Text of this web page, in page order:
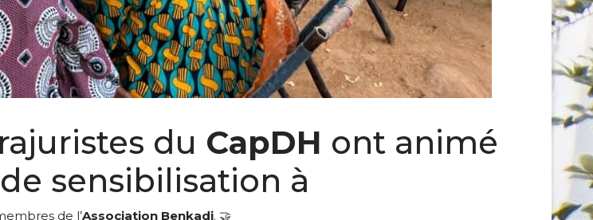
du CapDH ont animé
sensibilisation à
de l’Association Benkadi. 🤝